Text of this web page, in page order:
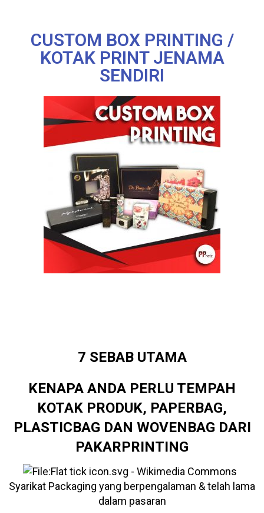
CUSTOM BOX PRINTING /
KOTAK PRINT JENAMA
SENDIRI
7 SEBAB UTAMA
KENAPA ANDA PERLU TEMPAH
KOTAK PRODUK, PAPERBAG,
PLASTICBAG DAN WOVENBAG DARI
PAKARPRINTING
Syarikat Packaging yang berpengalaman & telah lama
dalam pasaran